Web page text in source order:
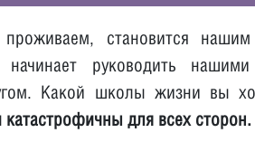
становится
руководить
Какой школы жизни вы
катастрофичны для всех сторон.